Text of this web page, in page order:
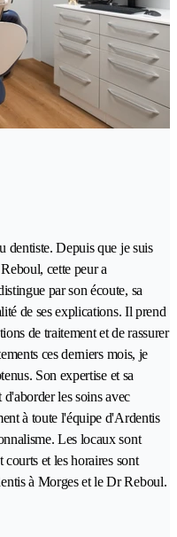
dentiste. Depuis que je suis
cette peur a
par son écoute, sa
de ses explications. Il prend
de traitement et de rassurer
ces derniers mois, je
Son expertise et sa
les soins avec
à toute l'équipe d'Ardentis
Les locaux sont
courts et les horaires sont
à Morges et le Dr Reboul.